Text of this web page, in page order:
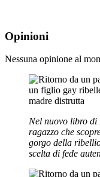
Opinioni
Nessuna opinione al
Nel nuovo libro
ragazzo che
gorgo della
scelta di fede